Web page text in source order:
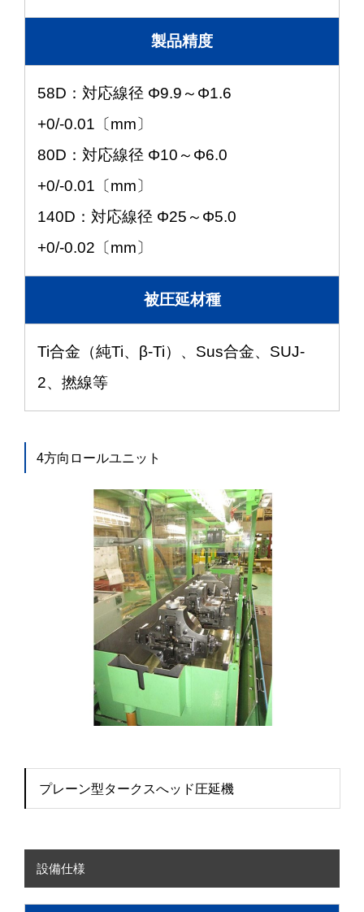
製品精度
58D：対応線径 Φ9.9～Φ1.6
+0/-0.01〔mm〕
80D：対応線径 Φ10～Φ6.0
+0/-0.01〔mm〕
140D：対応線径 Φ25～Φ5.0
+0/-0.02〔mm〕
被圧延材種
Ti合金（純Ti、β-Ti）、Sus合金、SUJ-
2、撚線等
4方向ロールユニット
プレーン型タークスへッド圧延機
設備仕様